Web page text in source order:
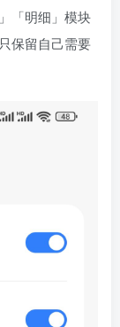
「明细」模块
保留自己需要